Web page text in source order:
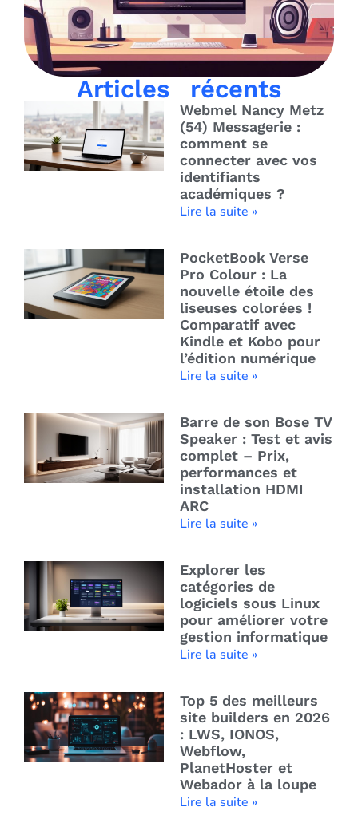
Articles récents
Webmel Nancy Metz
(54) Messagerie :
comment se
connecter avec vos
identifiants
académiques ?
Lire la suite »
PocketBook Verse
Pro Colour : La
nouvelle étoile des
liseuses colorées !
Comparatif avec
Kindle et Kobo pour
l’édition numérique
Lire la suite »
Barre de son Bose TV
Speaker : Test et avis
complet – Prix,
performances et
installation HDMI
ARC
Lire la suite »
Explorer les
catégories de
logiciels sous Linux
pour améliorer votre
gestion informatique
Lire la suite »
Top 5 des meilleurs
site builders en 2026
: LWS, IONOS,
Webflow,
PlanetHoster et
Webador à la loupe
Lire la suite »